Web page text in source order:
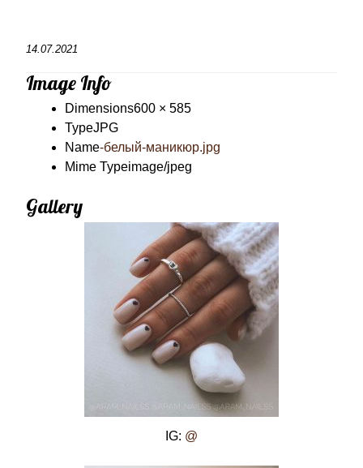
14.07.2021
Image Info
Dimensions600 × 585
TypeJPG
Name-белый-маникюр.jpg
Mime Typeimage/jpeg
Gallery
IG: @